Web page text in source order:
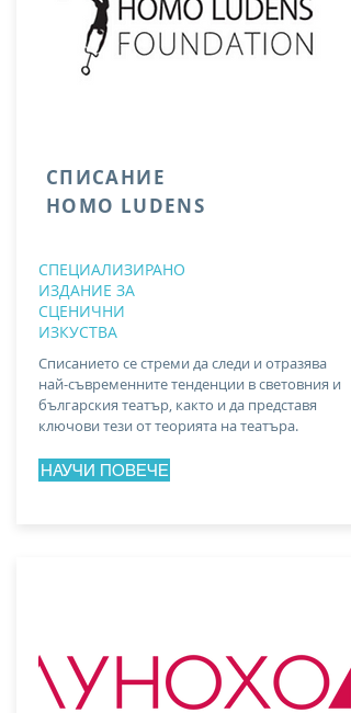
СПИСАНИЕ
HOMO LUDENS
СПЕЦИАЛИЗИРАНО
ИЗДАНИЕ ЗА
СЦЕНИЧНИ
ИЗКУСТВА
Списанието се стреми да следи и отразява
най-съвременните тенденции в световния и
българския театър, както и да представя
ключови тези от теорията на театъра.
НАУЧИ ПОВЕЧЕ